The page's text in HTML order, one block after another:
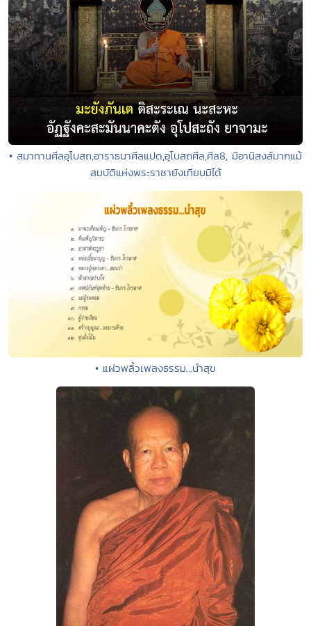
• สมาทานศีลอุโบสถ,อาราธนาศีลแปด,อุโบสถศีล,ศีล8, มีอานิสงส์มากแม้
สมบัติแห่งพระราชายังเทียบมิได้
• แผ่วพลิ้วเพลงธรรม...นำสุข